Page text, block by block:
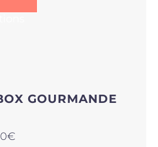
options
peuvent
GOURMANDE
€